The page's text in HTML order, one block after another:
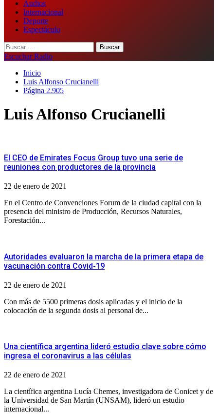
Audios
Internacional
Deporte
Espectáculo
Buscar:
Escuchar Radio
Inicio
Luis Alfonso Crucianelli
Página 2.905
Luis Alfonso Crucianelli
El CEO de Emirates Focus Group tuvo una serie de
reuniones con productores de la provincia
22 de enero de 2021
En el Centro de Convenciones Forum de la ciudad capital con la
presencia del ministro de Producción, Recursos Naturales,
Forestación...
Autoridades evaluaron la marcha de la primera etapa de
vacunación contra Covid-19
22 de enero de 2021
Con más de 5500 primeras dosis aplicadas y el inicio de la
colocación de la segunda dosis al personal de...
Una científica argentina lideró estudio clave sobre cómo
ingresa el coronavirus a las células
22 de enero de 2021
La científica argentina Lucía Chemes, investigadora de Conicet y de
la Universidad de San Martín (UNSAM), lideró un estudio
internacional...